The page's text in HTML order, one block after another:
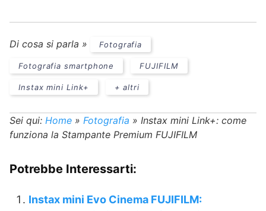
Di cosa si parla » Fotografia
Fotografia smartphone FUJIFILM
Instax mini Link+ + altri
Sei qui: Home » Fotografia » Instax mini Link+: come
funziona la Stampante Premium FUJIFILM
Potrebbe Interessarti:
Instax mini Evo Cinema FUJIFILM: